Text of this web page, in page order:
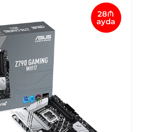
28₼
ayda